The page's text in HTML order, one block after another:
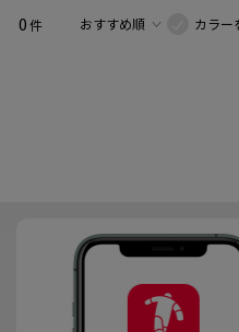
推し活グッズ
0件 カラー